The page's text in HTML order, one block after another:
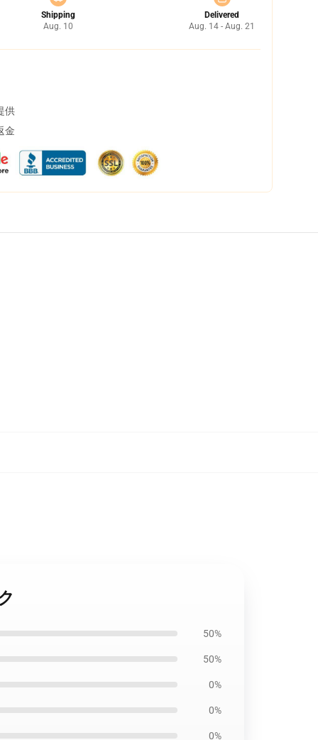
Shipping
Aug. 10
Delivered
Aug. 14 - Aug. 21
供
金
50%
50%
0%
0%
0%